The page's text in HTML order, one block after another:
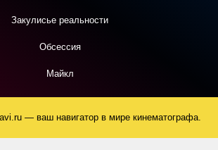
Закулисье реальности
Обсессия
Майкл
— ваш навигатор в мире кинематографа.